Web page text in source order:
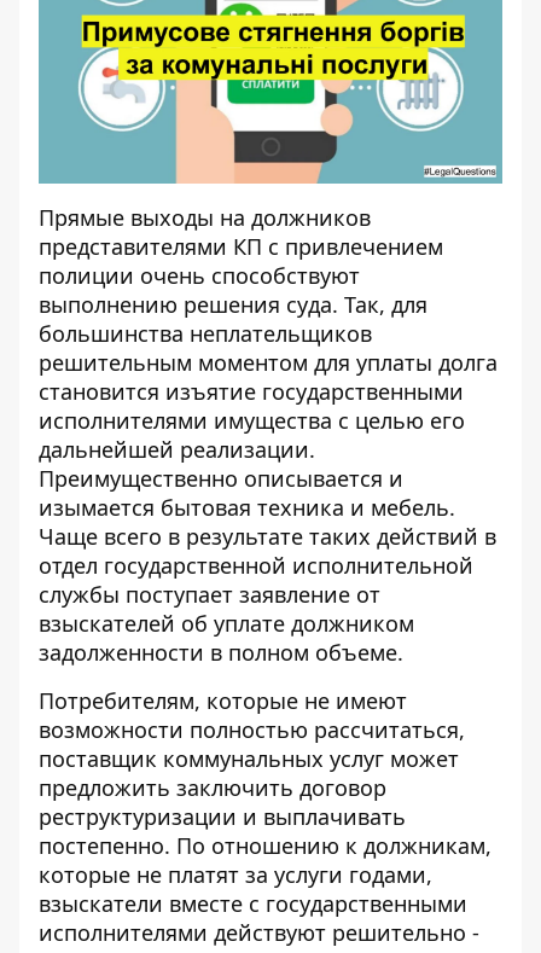
Прямые выходы на должников
представителями КП с привлечением
полиции очень способствуют
выполнению решения суда. Так, для
большинства неплательщиков
решительным моментом для уплаты долга
становится изъятие государственными
исполнителями имущества с целью его
дальнейшей реализации.
Преимущественно описывается и
изымается бытовая техника и мебель.
Чаще всего в результате таких действий в
отдел государственной исполнительной
службы поступает заявление от
взыскателей об уплате должником
задолженности в полном объеме.
Потребителям, которые не имеют
возможности полностью рассчитаться,
поставщик коммунальных услуг может
предложить заключить договор
реструктуризации и выплачивать
постепенно. По отношению к должникам,
которые не платят за услуги годами,
взыскатели вместе с государственными
исполнителями действуют решительно -